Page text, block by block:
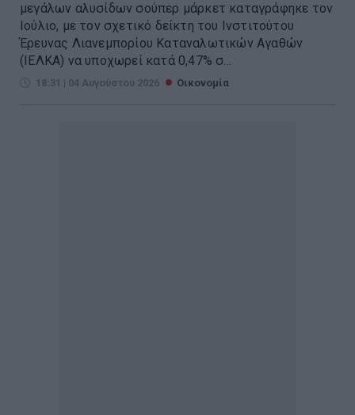
μεγάλων αλυσίδων σούπερ μάρκετ καταγράφηκε τον
Ιούλιο, με τον σχετικό δείκτη του Ινστιτούτου
Έρευνας Λιανεμπορίου Καταναλωτικών Αγαθών
(ΙΕΛΚΑ) να υποχωρεί κατά 0,47% σ...
18:31 | 04 Αυγούστου 2026 Οικονομία